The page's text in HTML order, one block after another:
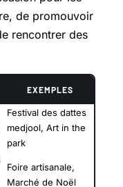
de promouvoir
rencontrer des
EXEMPLES
Festival des dattes
medjool, Art in the
park
Foire artisanale,
Marché de Noël